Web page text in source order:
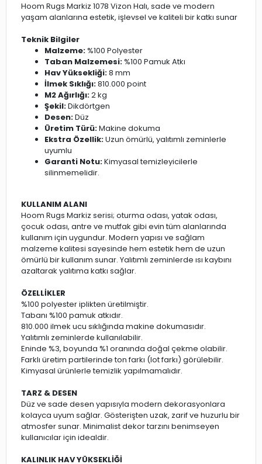
Hoom Rugs Markiz 1078 Vizon Halı, sade ve modern
yaşam alanlarına estetik, işlevsel ve kaliteli bir katkı sunar
Teknik Bilgiler
Malzeme: %100 Polyester
Taban Malzemesi: %100 Pamuk Atkı
Hav Yüksekliği:8 mm
İlmek Sıklığı:810.000 point
M2 Ağırlığı:2 kg
Şekil:Dikdörtgen
Desen:Düz
Üretim Türü:Makine dokuma
Ekstra Özellik:Uzun ömürlü, yalıtımlı zeminlerle
uyumlu
Garanti Notu:Kimyasal temizleyicilerle
silinmemelidir.
KULLANIM ALANI
Hoom Rugs Markiz serisi; oturma odası, yatak odası,
çocuk odası, antre ve mutfak gibi evin tüm alanlarında
kullanım için uygundur. Modern yapısı ve sağlam
malzeme kalitesi sayesinde hem estetik hem de uzun
ömürlü bir kullanım sunar. Yalıtımlı zeminlerde ısı kaybını
azaltarak yalıtıma katkı sağlar.
ÖZELLİKLER
%100 polyester iplikten üretilmiştir.
Tabanı %100 pamuk atkıdır.
810.000 ilmek ucu sıklığında makine dokumasıdır.
Yalıtımlı zeminlerde kullanılabilir.
Eninde %3, boyunda %1 oranında doğal çekme olabilir.
Farklı üretim partilerinde ton farkı (lot farkı) görülebilir.
Kimyasal ürünlerle temizlik yapılmamalıdır.
TARZ & DESEN
Düz ve sade desen yapısıyla modern dekorasyonlara
kolayca uyum sağlar. Gösterişten uzak, zarif ve huzurlu bir
atmosfer sunar. Minimalist dekor tarzını benimseyen
kullanıcılar için idealdir.
KALINLIK HAV YÜKSEKLİĞİ